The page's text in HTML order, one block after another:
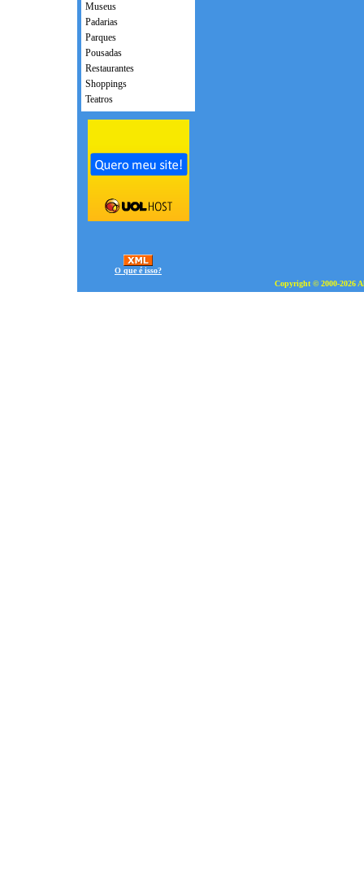
Museus
Padarias
Parques
Pousadas
Restaurantes
Shoppings
Teatros
O que é isso?
Copyright © 2000-2026